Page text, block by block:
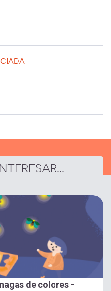
de colores -